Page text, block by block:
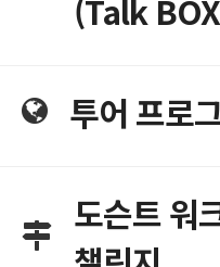
(Talk
투어 프로
도슨트 워